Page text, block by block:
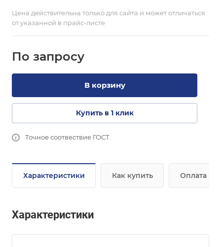
Цена действительна только для сайта и может отличаться
от указанной в прайс-листе
По запросу
В корзину
Купить в 1 клик
Точное соотвествие ГОСТ.
Характеристики Как купить Оплата
Характеристики